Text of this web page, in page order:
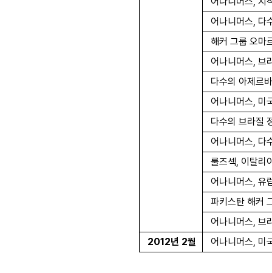
어나니머스, 다
해커 그룹 오마
어나니머스, 브
다수의 아제르
어나니머스, 미
다수의 브라질
어나니머스, 다
룰즈섹, 이탈리
어나니머스, 유
파키스탄 해커
어나니머스, 브
2012년 2월 어나니머스, 미